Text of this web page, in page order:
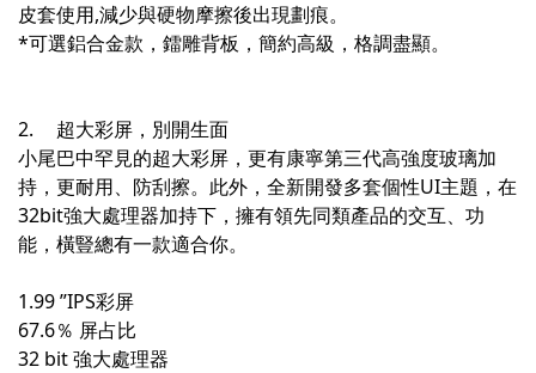
皮套使用,減少與硬物摩擦後出現劃痕。
*可選鋁合金款，鐳雕背板，簡約高級，格調盡顯。
2.
超大彩屏，別開生面
小尾巴中罕見的超大彩屏，更有康寧第三代高強度玻璃加
持，更耐用、防刮擦。此外，全新開發多套個性UI主題，在
32bit強大處理器加持下，擁有領先同類產品的交互、功
能，橫豎總有一款適合你。
1.99 ”IPS彩屏
67.6％ 屏占比
32 bit 強大處理器